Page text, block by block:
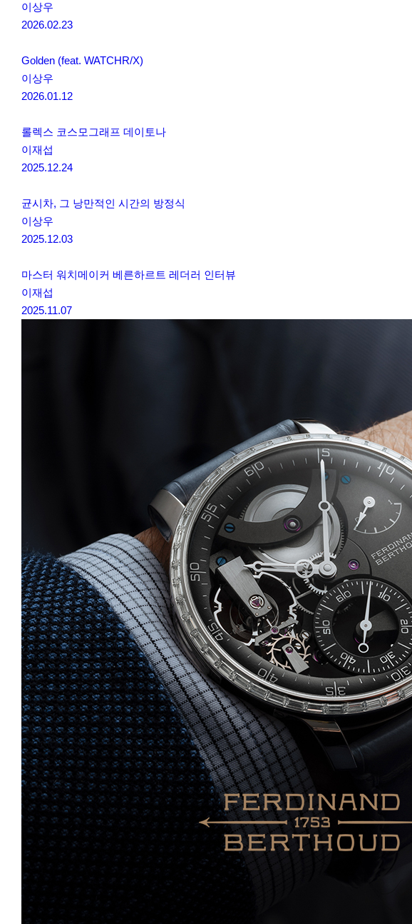
이상우
2026.02.23
Golden (feat. WATCHR/X)
이상우
2026.01.12
롤렉스 코스모그래프 데이토나
이재섭
2025.12.24
균시차, 그 낭만적인 시간의 방정식
이상우
2025.12.03
마스터 워치메이커 베른하르트 레더러 인터뷰
이재섭
2025.11.07